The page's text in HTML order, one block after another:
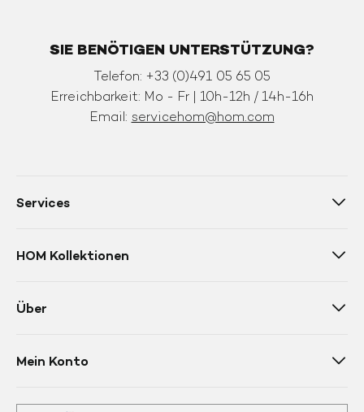
SIE BENÖTIGEN UNTERSTÜTZUNG?
Telefon: +33 (0)491 05 65 05
Erreichbarkeit: Mo - Fr | 10h-12h / 14h-16h
Email: servicehom@hom.com
Services
HOM Kollektionen
Über
Mein Konto